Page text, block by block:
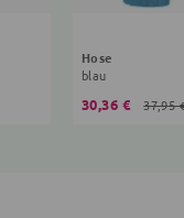
Hose
blau
30,36 € 37,95